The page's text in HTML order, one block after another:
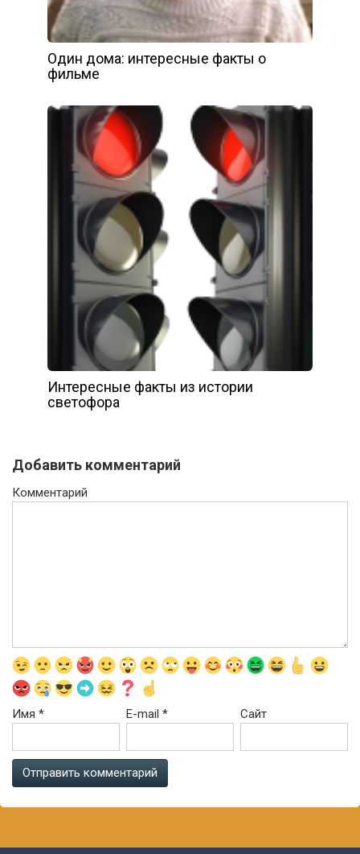
Один дома: интересные факты о
фильме
Интересные факты из истории
светофора
Добавить комментарий
Комментарий
Имя * E-mail* Сайт